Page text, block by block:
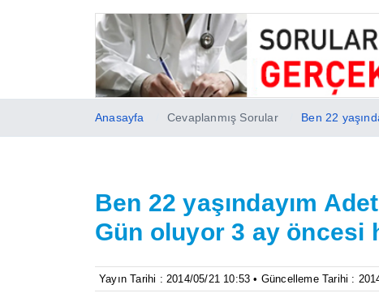
Anasayfa Cevaplanmış Sorular Ben 22
Ben 22 yaşındayım
Gün oluyor 3 ay öncesi
Yayın Tarihi : 2014/05/21 10:53 • Güncelleme Tarihi :